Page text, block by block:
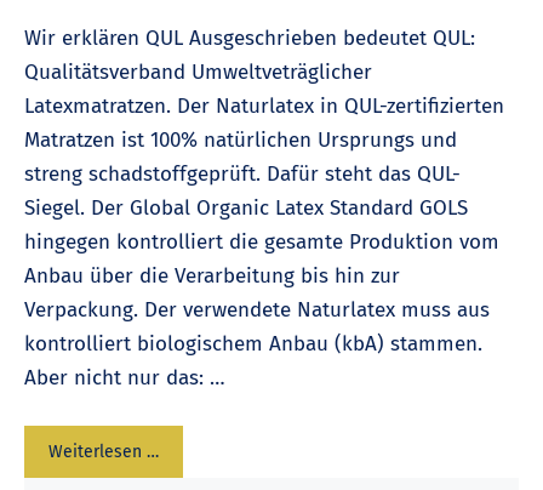
Wir erklären QUL Ausgeschrieben bedeutet QUL:
Qualitätsverband Umweltveträglicher
Latexmatratzen. Der Naturlatex in QUL-zertifizierten
Matratzen ist 100% natürlichen Ursprungs und
streng schadstoffgeprüft. Dafür steht das QUL-
Siegel. Der Global Organic Latex Standard GOLS
hingegen kontrolliert die gesamte Produktion vom
Anbau über die Verarbeitung bis hin zur
Verpackung. Der verwendete Naturlatex muss aus
kontrolliert biologischem Anbau (kbA) stammen.
Aber nicht nur das: …
Weiterlesen …